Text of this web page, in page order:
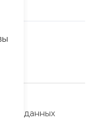
данных